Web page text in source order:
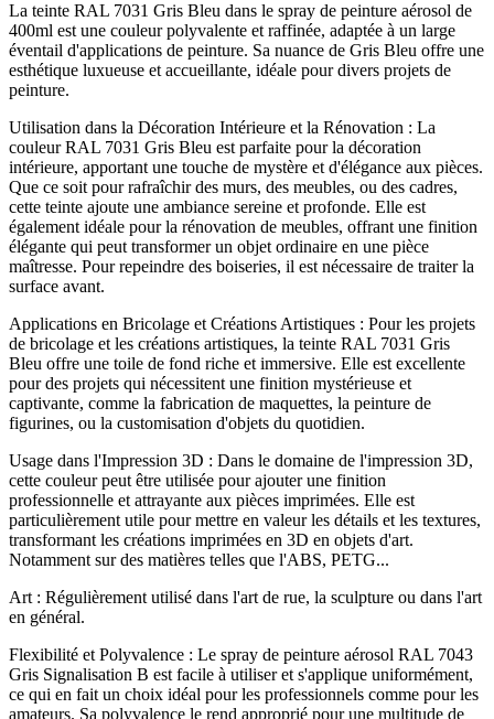
La teinte RAL 7031 Gris Bleu dans le spray de peinture aérosol de
400ml est une couleur polyvalente et raffinée, adaptée à un large
éventail d'applications de peinture. Sa nuance de Gris Bleu offre une
esthétique luxueuse et accueillante, idéale pour divers projets de
peinture.
Utilisation dans la Décoration Intérieure et la Rénovation : La
couleur RAL 7031 Gris Bleu est parfaite pour la décoration
intérieure, apportant une touche de mystère et d'élégance aux pièces.
Que ce soit pour rafraîchir des murs, des meubles, ou des cadres,
cette teinte ajoute une ambiance sereine et profonde. Elle est
également idéale pour la rénovation de meubles, offrant une finition
élégante qui peut transformer un objet ordinaire en une pièce
maîtresse. Pour repeindre des boiseries, il est nécessaire de traiter la
surface avant.
Applications en Bricolage et Créations Artistiques : Pour les projets
de bricolage et les créations artistiques, la teinte RAL 7031 Gris
Bleu offre une toile de fond riche et immersive. Elle est excellente
pour des projets qui nécessitent une finition mystérieuse et
captivante, comme la fabrication de maquettes, la peinture de
figurines, ou la customisation d'objets du quotidien.
Usage dans l'Impression 3D : Dans le domaine de l'impression 3D,
cette couleur peut être utilisée pour ajouter une finition
professionnelle et attrayante aux pièces imprimées. Elle est
particulièrement utile pour mettre en valeur les détails et les textures,
transformant les créations imprimées en 3D en objets d'art.
Notamment sur des matières telles que l'ABS, PETG...
Art : Régulièrement utilisé dans l'art de rue, la sculpture ou dans l'art
en général.
Flexibilité et Polyvalence : Le spray de peinture aérosol RAL 7043
Gris Signalisation B est facile à utiliser et s'applique uniformément,
ce qui en fait un choix idéal pour les professionnels comme pour les
amateurs. Sa polyvalence le rend approprié pour une multitude de